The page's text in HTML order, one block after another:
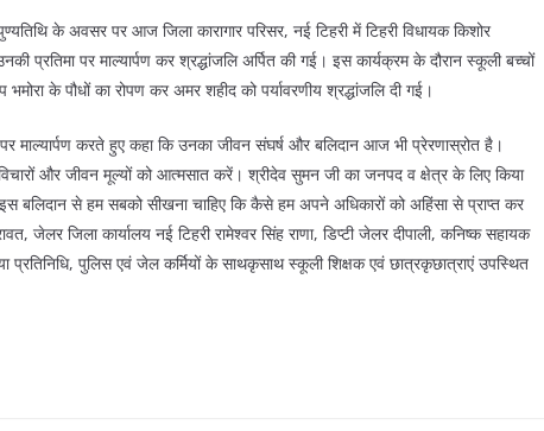
के अवसर पर आज जिला कारागार परिसर, नई टिहरी में टिहरी विधायक किशोर
प्रतिमा पर माल्यार्पण कर श्रद्धांजलि अर्पित की गई। इस कार्यक्रम के दौरान स्कूली बच्चों
भमोरा के पौधों का रोपण कर अमर शहीद को पर्यावरणीय श्रद्धांजलि दी गई।
माल्यार्पण करते हुए कहा कि उनका जीवन संघर्ष और बलिदान आज भी प्रेरणास्रोत है।
और जीवन मूल्यों को आत्मसात करें। श्रीदेव सुमन जी का जनपद व क्षेत्र के लिए किया
बलिदान से हम सबको सीखना चाहिए कि कैसे हम अपने अधिकारों को अहिंसा से प्राप्त कर
जेलर जिला कार्यालय नई टिहरी रामेश्वर सिंह राणा, डिप्टी जेलर दीपाली, कनिष्क सहायक
प्रतिनिधि, पुलिस एवं जेल कर्मियों के साथकृसाथ स्कूली शिक्षक एवं छात्रकृछात्राएं उपस्थित